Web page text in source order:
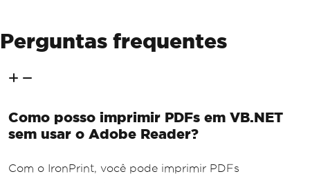
Perguntas frequentes
Como posso imprimir PDFs em VB.NET
sem usar o Adobe Reader?
Com o IronPrint, você pode imprimir PDFs